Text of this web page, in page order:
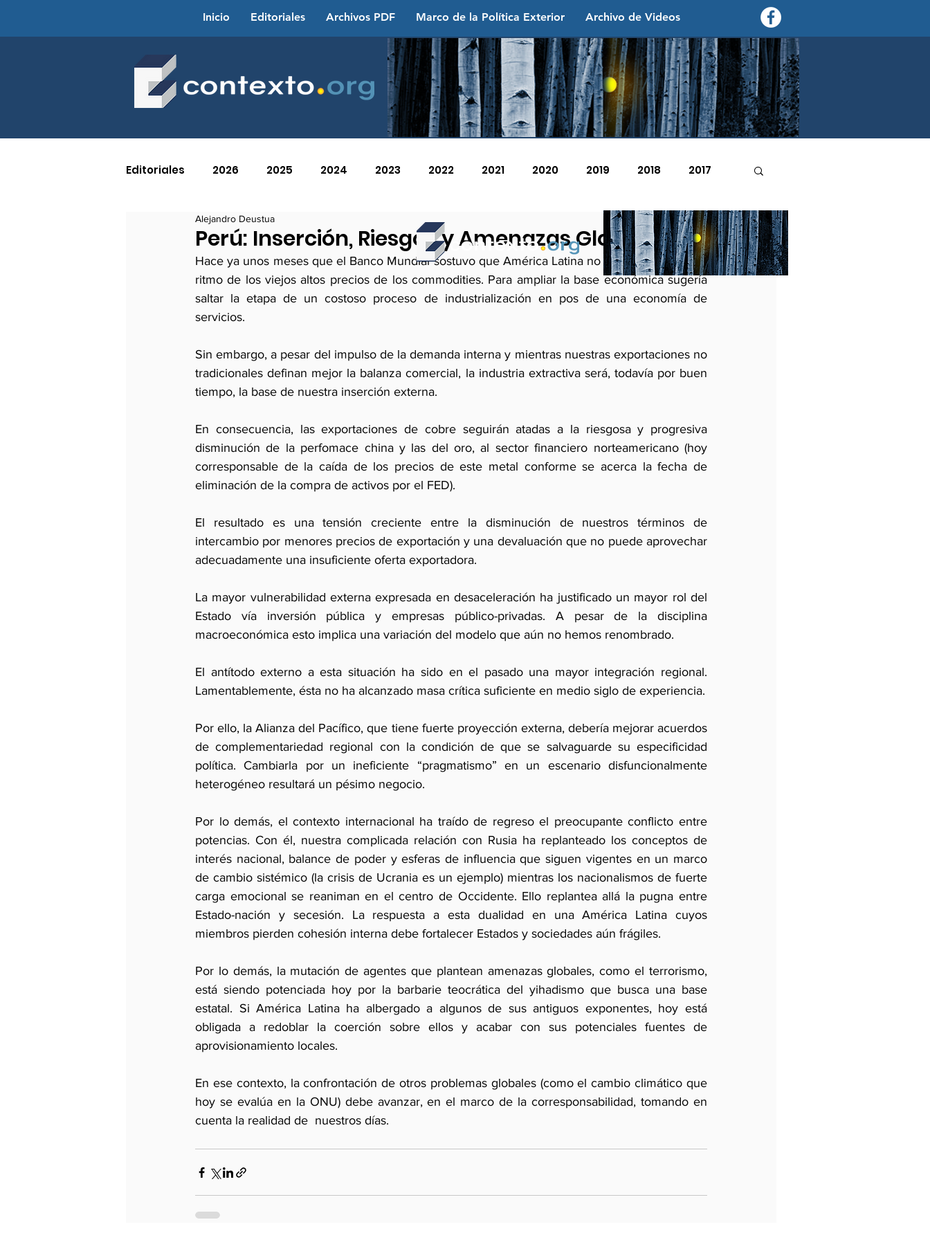
Inicio Editoriales Archivos PDF Marco de la Política Exterior Archivo de Videos
contexto - politica exterior
Editoriales 2026 2025 2024 2023 2022 2021 2020 2019 2018 2017
2015 2014 2011 2007 2006
2004 2003
Perú: Inserción, Riesgos y Amenazas Globales
Alejandro Deustua
Hace ya unos meses que el Banco Mundial sostuvo que América Latina no volvería a crecer al
ritmo de los viejos altos precios de los commodities. Para ampliar la base económica sugería
saltar la etapa de un costoso proceso de industrialización en pos de una economía de
servicios.
Sin embargo, a pesar del impulso de la demanda interna y mientras nuestras exportaciones no
tradicionales definan mejor la balanza comercial, la industria extractiva será, todavía por buen
tiempo, la base de nuestra inserción externa.
En consecuencia, las exportaciones de cobre seguirán atadas a la riesgosa y progresiva
disminución de la perfomace china y las del oro, al sector financiero norteamericano (hoy
corresponsable de la caída de los precios de este metal conforme se acerca la fecha de
eliminación de la compra de activos por el FED).
El resultado es una tensión creciente entre la disminución de nuestros términos de
intercambio por menores precios de exportación y una devaluación que no puede aprovechar
adecuadamente una insuficiente oferta exportadora.
La mayor vulnerabilidad externa expresada en desaceleración ha justificado un mayor rol del
Estado vía inversión pública y empresas público-privadas. A pesar de la disciplina
macroeconómica esto implica una variación del modelo que aún no hemos renombrado.
El antítodo externo a esta situación ha sido en el pasado una mayor integración regional.
Por ello, la Alianza del Pacífico, que tiene fuerte proyección externa, debería mejorar acuerdos
de complementariedad regional con la condición de que se salvaguarde su especificidad
política. Cambiarla por un ineficiente “pragmatismo” en un escenario disfuncionalmente
heterogéneo resultará un pésimo negocio.
Por lo demás, el contexto internacional ha traído de regreso el preocupante conflicto entre
potencias. Con él, nuestra complicada relación con Rusia ha replanteado los conceptos de
interés nacional, balance de poder y esferas de influencia que siguen vigentes en un marco
de cambio sistémico (la crisis de Ucrania es un ejemplo) mientras los nacionalismos de fuerte
carga emocional se reaniman en el centro de Occidente. Ello replantea allá la pugna entre
Estado-nación y secesión. La respuesta a esta dualidad en una América Latina cuyos
miembros pierden cohesión interna debe fortalecer Estados y sociedades aún frágiles.
Por lo demás, la mutación de agentes que plantean amenazas globales, como el terrorismo,
está siendo potenciada hoy por la barbarie teocrática del yihadismo que busca una base
estatal. Si América Latina ha albergado a algunos de sus antiguos exponentes, hoy está
obligada a redoblar la coerción sobre ellos y acabar con sus potenciales fuentes de
aprovisionamiento locales.
En ese contexto, la confrontación de otros problemas globales (como el cambio climático que
hoy se evalúa en la ONU) debe avanzar, en el marco de la corresponsabilidad, tomando en
cuenta la realidad de  nuestros días.